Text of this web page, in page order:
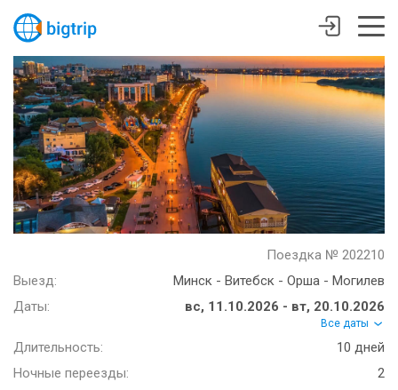
Поездка № 202210
Выезд:
Минск - Витебск - Орша - Могилев
Даты:
вс, 11.10.2026 - вт, 20.10.2026
Все даты
Длительность:
10 дней
Ночные переезды:
2